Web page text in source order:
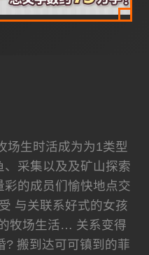
场生时活成为为1类型
采集以及及矿山探索
的成员们愉快地点交
与关联系好式的女孩
牧场生活… 关系变得
? 搬到达可可镇到的菲